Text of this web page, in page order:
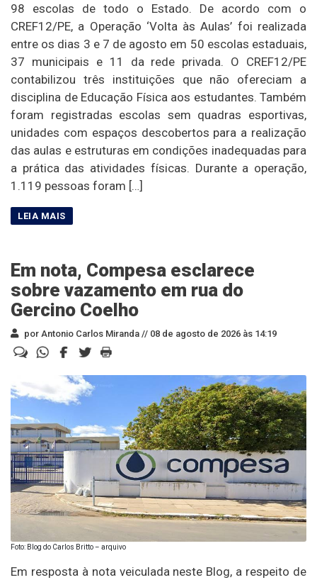
98 escolas de todo o Estado. De acordo com o
CREF12/PE, a Operação ‘Volta às Aulas’ foi realizada
entre os dias 3 e 7 de agosto em 50 escolas estaduais,
37 municipais e 11 da rede privada. O CREF12/PE
contabilizou três instituições que não ofereciam a
disciplina de Educação Física aos estudantes. Também
foram registradas escolas sem quadras esportivas,
unidades com espaços descobertos para a realização
das aulas e estruturas em condições inadequadas para
a prática das atividades físicas. Durante a operação,
1.119 pessoas foram […]
Em nota, Compesa esclarece
sobre vazamento em rua do
Gercino Coelho
por Antonio Carlos Miranda // 08 de agosto de 2026 às 14:19
Foto: Blog do Carlos Britto – arquivo
Em resposta à nota veiculada neste Blog, a respeito de